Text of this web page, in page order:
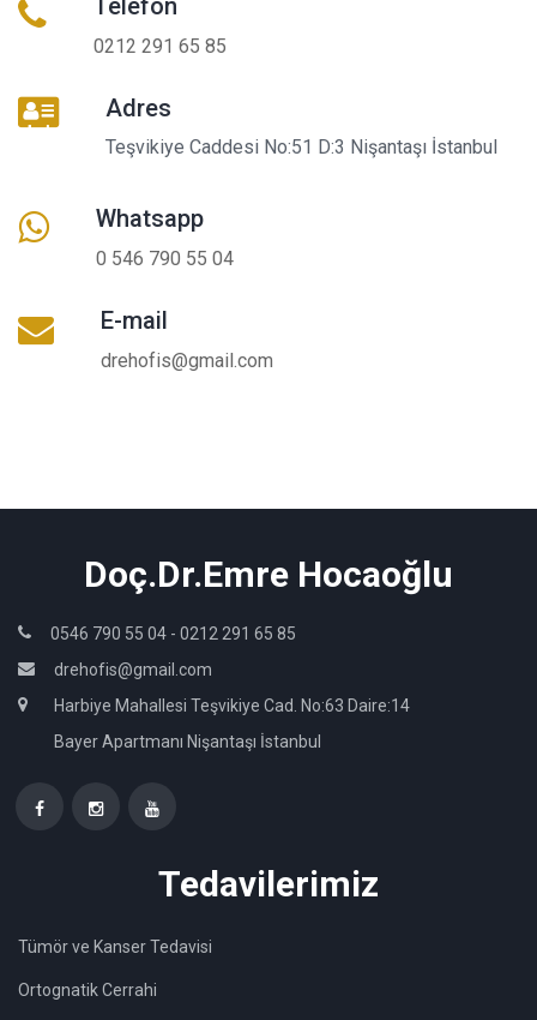
Telefon
0212 291 65 85
Adres
Teşvikiye Caddesi No:51 D:3 Nişantaşı İstanbul
Whatsapp
0 546 790 55 04
E-mail
drehofis@gmail.com
Doç.Dr.Emre Hocaoğlu
0546 790 55 04 - 0212 291 65 85
drehofis@gmail.com
Harbiye Mahallesi Teşvikiye Cad. No:63 Daire:14
Bayer Apartmanı Nişantaşı İstanbul
Tedavilerimiz
Tümör ve Kanser Tedavisi
Ortognatik Cerrahi